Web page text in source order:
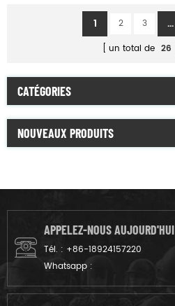
1 2 3 ...
un total de 26
CATÉGORIES
NOUVEAUX PRODUITS
APPELEZ-NOUS AUJOURD'HUI
Tél. : +86-18924157220
Whatsapp :